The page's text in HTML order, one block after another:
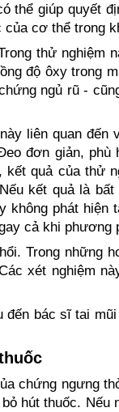
thể giúp quyết
cơ thể trong
thử nghiệm
độ ôxy trong
ngủ rũ -
liên quan
đơn giản,
kết quả của thử
kết quả là
không phát
cả khi
Trong những
xét nghiệm
bác sĩ tai
ngưng thở
hút thuốc.